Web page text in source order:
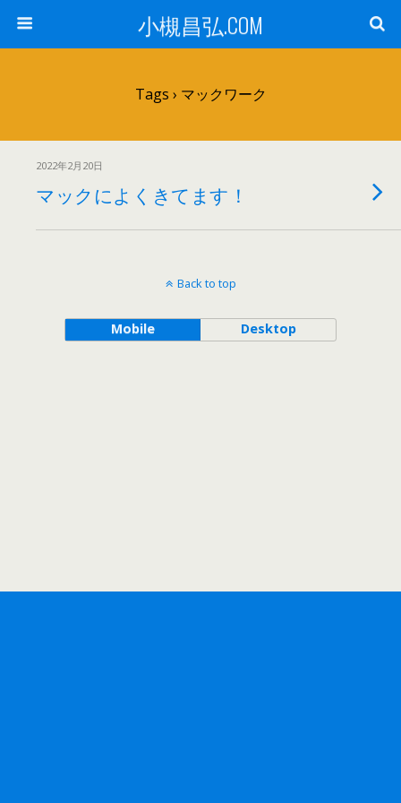
小槻昌弘.COM
Tags › マックワーク
2022年2月20日
マックによくきてます！
Back to top
Mobile Desktop